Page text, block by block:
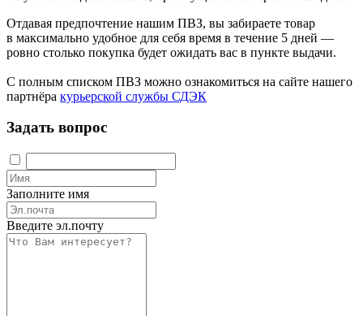
Отдавая предпочтение нашим ПВЗ, вы забираете товар
в максимально удобное для себя время в течение 5 дней —
ровно столько покупка будет ожидать вас в пункте выдачи.
С полным списком ПВЗ можно ознакомиться на сайте нашего
партнёра курьерской службы СДЭК
Задать вопрос
Заполните имя
Введите эл.почту